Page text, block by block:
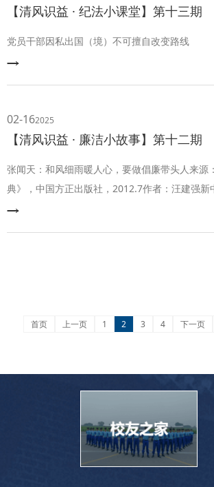
央的一封信。这也是她的第一
【清风识益 · 纪法小课堂】第十三期
党员干部因私出国（境）不可擅自改变路线
02-162025
【清风识益 · 廉洁小故事】第十二期
张闻天：和风细雨暖人心，要做倡廉带头人来源
典》，中国方正出版社，2012.7作者：汪建强新
被委派到苏联担任大使。他上任后，看到大使馆
首页 上一页 1 2 3 4 下一页